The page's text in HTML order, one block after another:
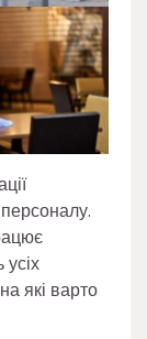
які варто